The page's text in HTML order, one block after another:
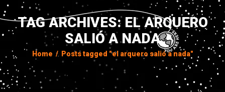
TAG ARCHIVES: EL ARQUERO
SALIÓ A NADA
Home / Posts tagged "el arquero salió a nada"